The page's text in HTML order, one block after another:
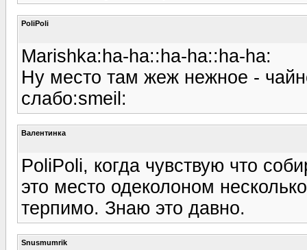
PoliPoli
Marishka:ha-ha::ha-ha::ha-ha:
Ну место там жеж нежное -
слабо:smeil:
Валентинка
PoliPoli, когда чувствую что
это место одеколоном
терпимо. Знаю это давно.
Snusmumrik